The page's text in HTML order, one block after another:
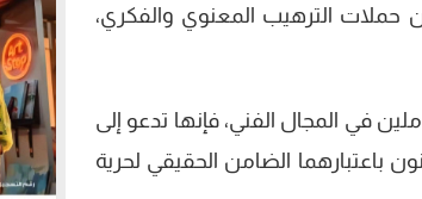
حملات الترهيب المعنوي والفكري،
في المجال الفني، فإنها تدعو إلى
باعتبارهما الضامن الحقيقي لحرية